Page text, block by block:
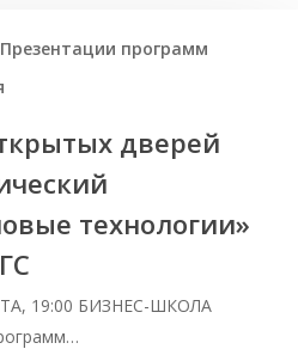
программ
дверей
технологии»
19:00 БИЗНЕС-ШКОЛА